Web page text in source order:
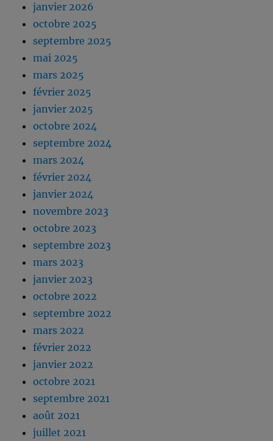
janvier 2026
octobre 2025
septembre 2025
mai 2025
mars 2025
février 2025
janvier 2025
octobre 2024
septembre 2024
mars 2024
février 2024
janvier 2024
novembre 2023
octobre 2023
septembre 2023
mars 2023
janvier 2023
octobre 2022
septembre 2022
mars 2022
février 2022
janvier 2022
octobre 2021
septembre 2021
août 2021
juillet 2021